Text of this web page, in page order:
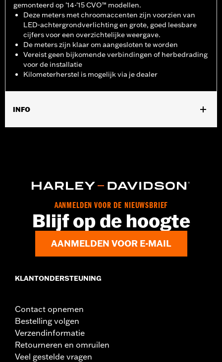
gemonteerd op '14-'15 CVO™ modellen.
Deze meters met chroomaccenten zijn voorzien van
LED-achtergrondverlichting en grote, goed leesbare
cijfers voor een overzichtelijke weergave.
De meters zijn klaar om aangesloten te worden
Vereist geen bijkomende verbindingen of herbedrading
voor de installatie
Kilometerherstel is mogelijk via je dealer
INFO
In de doos:Voltmeter
AANMELDEN VOOR DE NIEUWSBRIEF
Blijf op de hoogte
AANMELDEN VOOR E-MAIL
KLANTONDERSTEUNING
Contact opnemen
Bestelling volgen
Verzendinformatie
Retourneren en omruilen
Veel gestelde vragen